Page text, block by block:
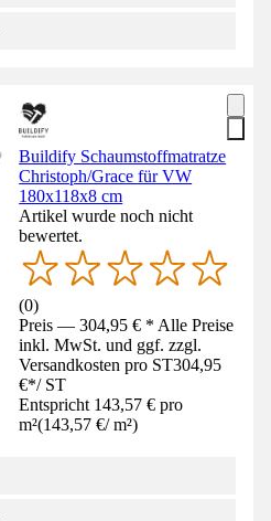
Buildify Schaumstoffmatratze
Christoph/Grace für VW
180x118x8 cm
Artikel wurde noch nicht
bewertet.
(0)
Preis — 304,95 € * Alle Preise
inkl. MwSt. und ggf. zzgl.
Versandkosten pro ST304,95
€*/ ST
Entspricht 143,57 € pro
m²(143,57 €/ m²)